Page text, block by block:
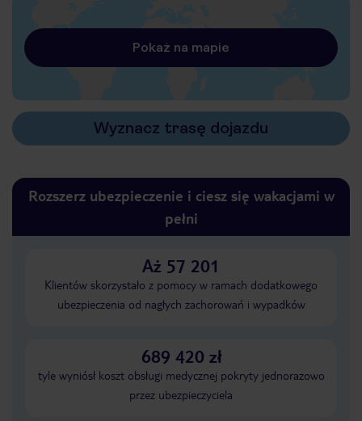
Pokaż na mapie
Wyznacz trasę dojazdu
Rozszerz ubezpieczenie i ciesz się wakacjami w
pełni
Aż 57 201
Klientów skorzystało z pomocy w ramach dodatkowego
ubezpieczenia od nagłych zachorowań i wypadków
689 420 zł
tyle wyniósł koszt obsługi medycznej pokryty jednorazowo
przez ubezpieczyciela